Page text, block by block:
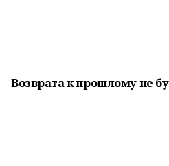
Возврата к прошломуне